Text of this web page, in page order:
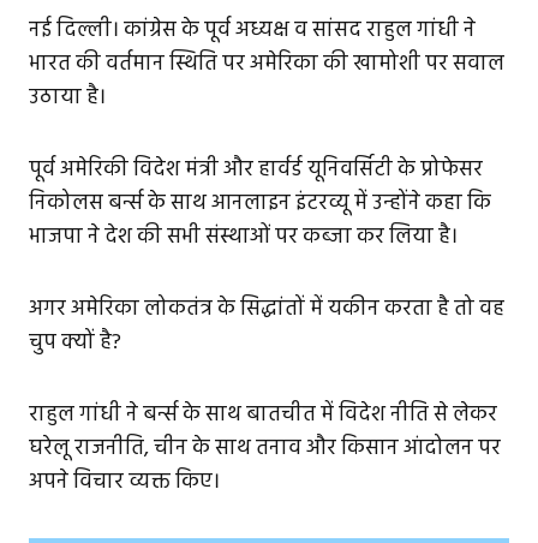
नई दिल्ली। कांग्रेस के पूर्व अध्यक्ष व सांसद राहुल गांधी ने
भारत की वर्तमान स्थिति पर अमेरिका की खामोशी पर सवाल
उठाया है।
पूर्व अमेरिकी विदेश मंत्री और हार्वर्ड यूनिवर्सिटी के प्रोफेसर
निकोलस बर्न्स के साथ आनलाइन इंटरव्यू में उन्होंने कहा कि
भाजपा ने देश की सभी संस्थाओं पर कब्जा कर लिया है।
अगर अमेरिका लोकतंत्र के सिद्धांतों में यकीन करता है तो वह
चुप क्यों है?
राहुल गांधी ने बर्न्स के साथ बातचीत में विदेश नीति से लेकर
घरेलू राजनीति, चीन के साथ तनाव और किसान आंदोलन पर
अपने विचार व्यक्त किए।